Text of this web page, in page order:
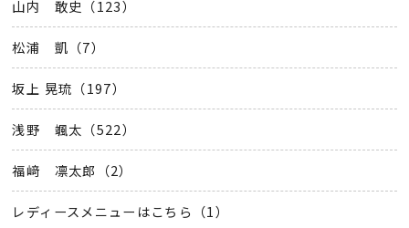
山内 敢史（123）
松浦 凱（7）
坂上 晃琉（197）
浅野 颯太（522）
福﨑 凛太郎（2）
レディースメニューはこちら（1）